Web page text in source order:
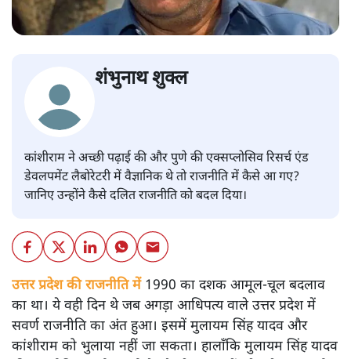
शंभुनाथ शुक्ल
कांशीराम ने अच्छी पढ़ाई की और पुणे की एक्सप्लोसिव रिसर्च एंड
डेवलपमेंट लैबोरेटरी में वैज्ञानिक थे तो राजनीति में कैसे आ गए?
जानिए उन्होंने कैसे दलित राजनीति को बदल दिया।
उत्तर प्रदेश की राजनीति में1990 का दशक आमूल-चूल बदलाव
का था। ये वही दिन थे जब अगड़ा आधिपत्य वाले उत्तर प्रदेश में
सवर्ण राजनीति का अंत हुआ। इसमें मुलायम सिंह यादव और
कांशीराम को भुलाया नहीं जा सकता। हालाँकि मुलायम सिंह यादव